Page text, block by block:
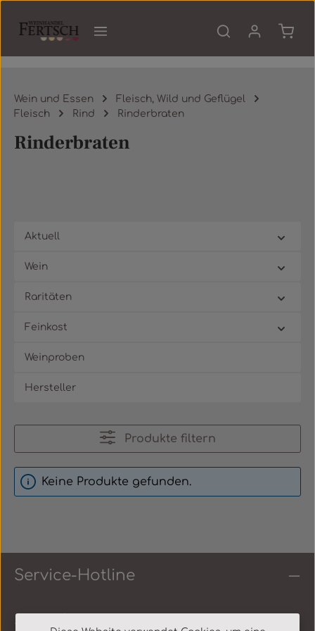
Wein und Essen
Fleisch, Wild und Geflügel
Fleisch
Rind Rinderbraten
Rinderbraten
Aktuell
Wein
Raritäten
Feinkost
Weinproben
Hersteller
Produkte filtern
Keine Produkte gefunden.
Service-Hotline
Shop Service